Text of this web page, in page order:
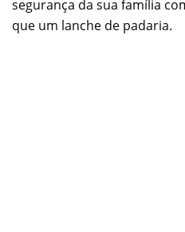
segurança da sua família
que um lanche de padaria.